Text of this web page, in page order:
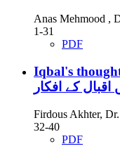
Anas Mehmood ,
1-31
PDF
Iqbal's
کے افکار
Firdous Akhter,
32-40
PDF